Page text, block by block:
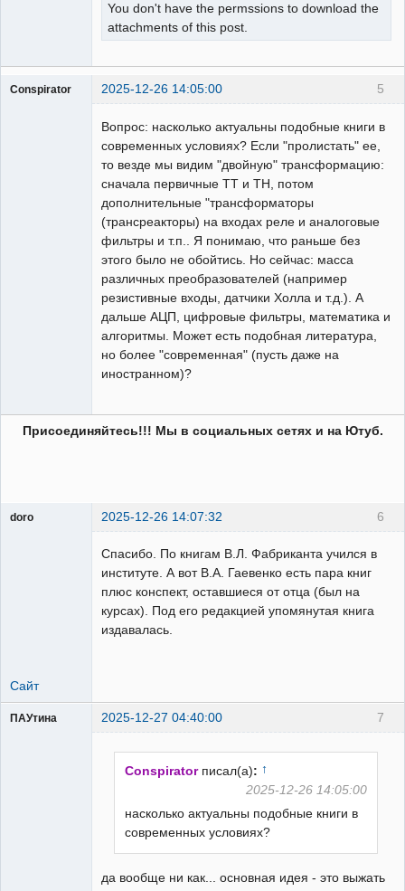
You don't have the permssions to download the
attachments of this post.
5
Conspirator 2025-12-26 14:05:00
Вопрос: насколько актуальны подобные книги в
современных условиях? Если "пролистать" ее,
то везде мы видим "двойную" трансформацию:
сначала первичные ТТ и ТН, потом
дополнительные "трансформаторы
(трансреакторы) на входах реле и аналоговые
фильтры и т.п.. Я понимаю, что раньше без
этого было не обойтись. Но сейчас: масса
различных преобразователей (например
резистивные входы, датчики Холла и т.д.). А
дальше АЦП, цифровые фильтры, математика и
алгоритмы. Может есть подобная литература,
но более "современная" (пусть даже на
иностранном)?
Присоединяйтесь!!! Мы в социальных сетях и на Ютуб.
6
doro 2025-12-26 14:07:32
Спасибо. По книгам В.Л. Фабриканта учился в
институте. А вот В.А. Гаевенко есть пара книг
плюс конспект, оставшиеся от отца (был на
курсах). Под его редакцией упомянутая книга
издавалась.
Сайт
7
ПАУтина 2025-12-27 04:40:00
Conspirator писал(а): ↑
2025-12-26 14:05:00
насколько актуальны подобные книги в
современных условиях?
да вообще ни как... основная идея - это выжать